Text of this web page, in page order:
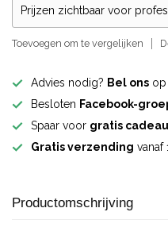
Prijzen zichtbaar voor
Toevoegen om te vergelijken
Advies nodig? Bel ons op
Besloten Facebook-
Spaar voor gratis
Gratis verzending vanaf
Productomschrijving